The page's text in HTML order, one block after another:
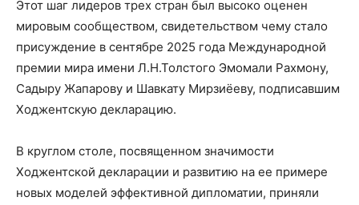
Этот шаг лидеров трех стран был высоко оценен
мировым сообществом, свидетельством чему стало
присуждение в сентябре 2025 года Международной
премии мира имени Л.Н.Толстого Эмомали Рахмону,
Садыру Жапарову и Шавкату Мирзиёеву, подписавшим
Ходжентскую декларацию.
В круглом столе, посвященном значимости
Ходжентской декларации и развитию на ее примере
новых моделей эффективной дипломатии, приняли